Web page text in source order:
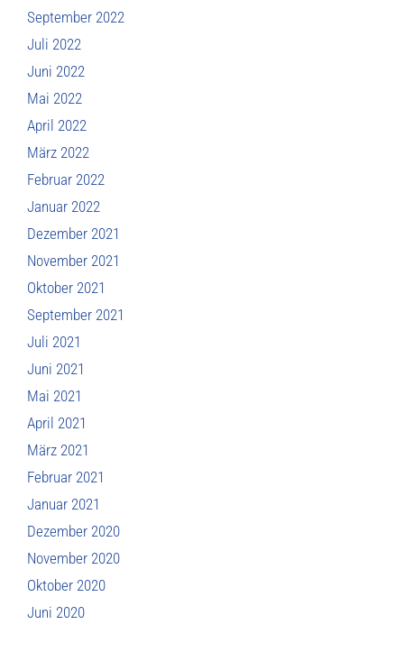
September 2022
Juli 2022
Juni 2022
Mai 2022
April 2022
März 2022
Februar 2022
Januar 2022
Dezember 2021
November 2021
Oktober 2021
September 2021
Juli 2021
Juni 2021
Mai 2021
April 2021
März 2021
Februar 2021
Januar 2021
Dezember 2020
November 2020
Oktober 2020
Juni 2020